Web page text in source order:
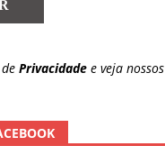
Privacidade e veja nossos